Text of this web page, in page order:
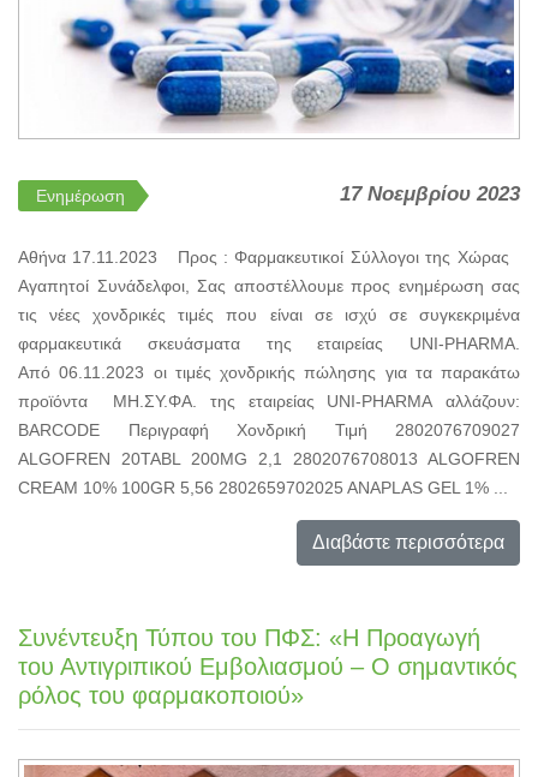
Ενημέρωση 17 Νοεμβρίου 2023
Αθήνα 17.11.2023 Προς : Φαρμακευτικοί Σύλλογοι της Χώρας
Αγαπητοί Συνάδελφοι, Σας αποστέλλουμε προς ενημέρωση σας
τις νέες χονδρικές τιμές που είναι σε ισχύ σε συγκεκριμένα
φαρμακευτικά σκευάσματα της εταιρείας UNI-PHARMA.
Από 06.11.2023 οι τιμές χονδρικής πώλησης για τα παρακάτω
προϊόντα ΜΗ.ΣΥ.ΦΑ. της εταιρείας UNI-PHARMA αλλάζουν:
BARCODE Περιγραφή Χονδρική Τιμή 2802076709027
ALGOFREN 20TABL 200MG 2,1 2802076708013 ALGOFREN
CREAM 10% 100GR 5,56 2802659702025 ANAPLAS GEL 1% ...
Διαβάστε περισσότερα
Συνέντευξη Τύπου του ΠΦΣ: «Η Προαγωγή
του Αντιγριπικού Εμβολιασμού – Ο σημαντικός
ρόλος του φαρμακοποιού»